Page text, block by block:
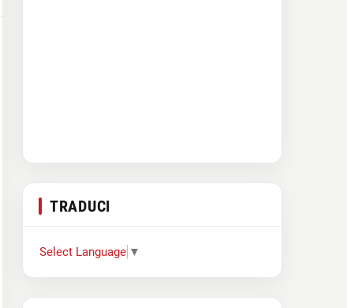
TRADUCI
Select Language ▼